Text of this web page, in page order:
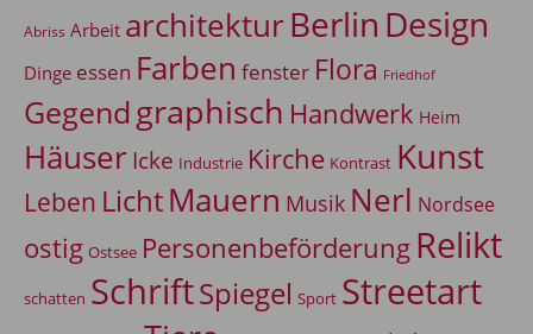
Abriss Arbeit architekturBerlin Design
Dinge essen Farben fenster Flora Friedhof
Gegendgraphisch Handwerk Heim
Häuser Icke Industrie Kirche Kontrast Kunst
Leben LichtMauern Musik Nerl Nordsee
ostig Ostsee Personenbeförderung Relikt
schatten SchriftSpiegel Sport Streetart